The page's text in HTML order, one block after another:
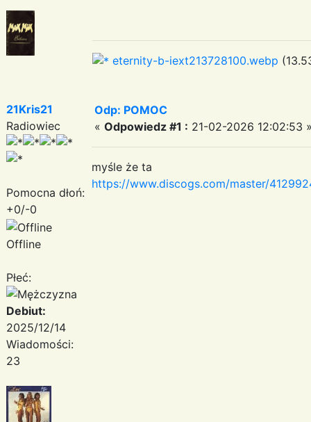
eternity-b-iext213728100.webp
21Kris21
Radiowiec
Pomocna dłoń:
+0/-0
Offline
Płeć:
Debiut:
2025/12/14
Wiadomości:
23
Odp: POMOC
« Odpowiedz #1 : 21-02-2026 12:02:53
myśle że ta
https://www.discogs.com/master/